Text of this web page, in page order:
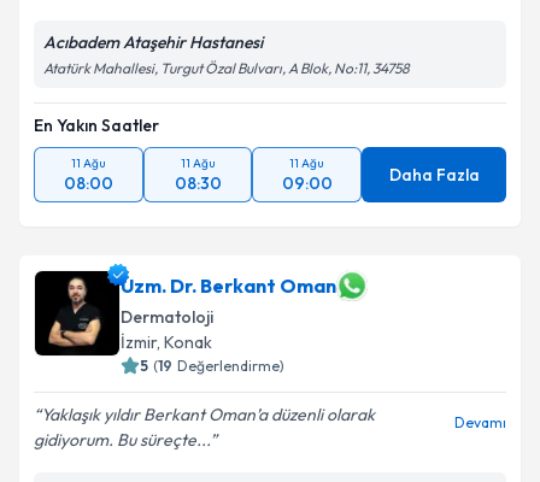
Acıbadem Ataşehir Hastanesi
Atatürk Mahallesi, Turgut Özal Bulvarı, A Blok, No:11, 34758
En Yakın Saatler
11 Ağu
08:00
11 Ağu
08:30
11 Ağu
09:00 Daha Fazla
Uzm. Dr. Berkant Oman
Dermatoloji
İzmir, Konak
5 (19 Değerlendirme)
Yaklaşık yıldır Berkant Oman’a düzenli olarak
gidiyorum. Bu süreçte...
Devamı